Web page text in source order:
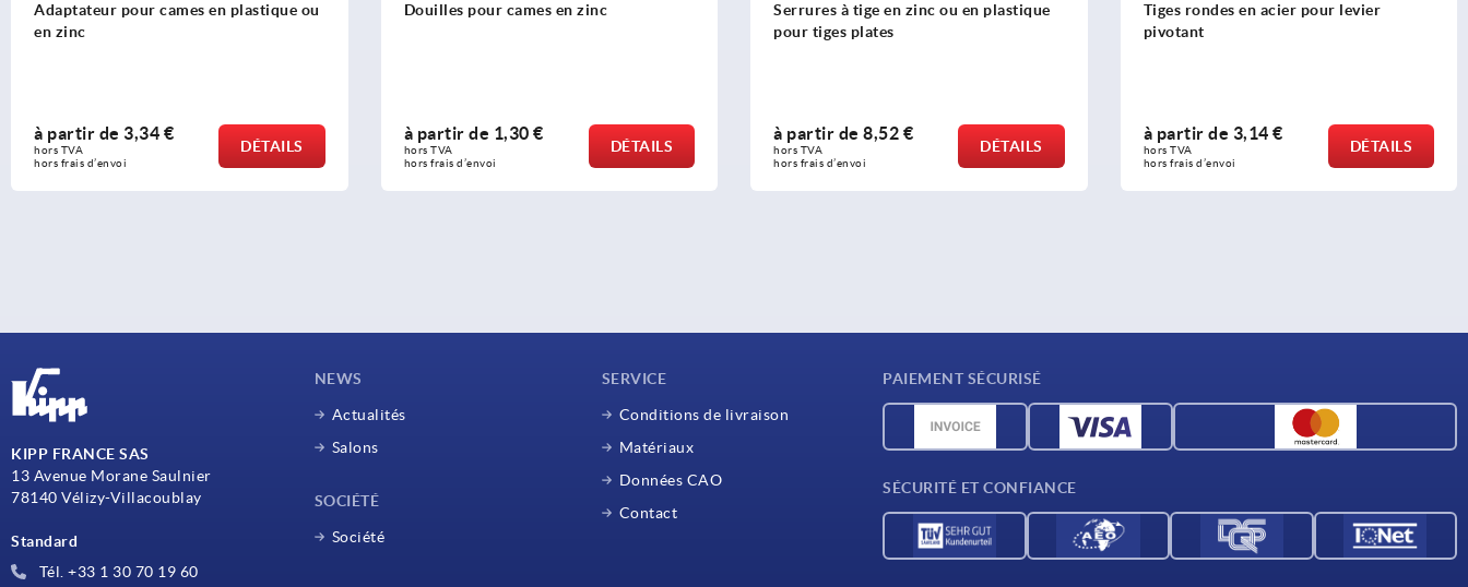
Adaptateur pour cames en plastique ou
en zinc
à partir de 3,34 €
hors TVA
hors frais d’envoi
DÉTAILS
Douilles pour cames en zinc
à partir de 1,30 €
hors TVA
hors frais d’envoi
DÉTAILS
Serrures à tige en zinc ou en plastique
pour tiges plates
à partir de 8,52 €
hors TVA
hors frais d’envoi
DÉTAILS
Tiges rondes en acier pour levier
pivotant
à partir de 3,14 €
hors TVA
hors frais d’envoi
DÉTAILS
KIPP FRANCE SAS
13 Avenue Morane Saulnier
78140 Vélizy-Villacoublay
Standard
Tél. +33 1 30 70 19 60
NEWS
Actualités
Salons
SOCIÉTÉ
Société
SERVICE
Conditions de livraison
Matériaux
Données CAO
Contact
PAIEMENT SÉCURISÉ
SÉCURITÉ ET CONFIANCE